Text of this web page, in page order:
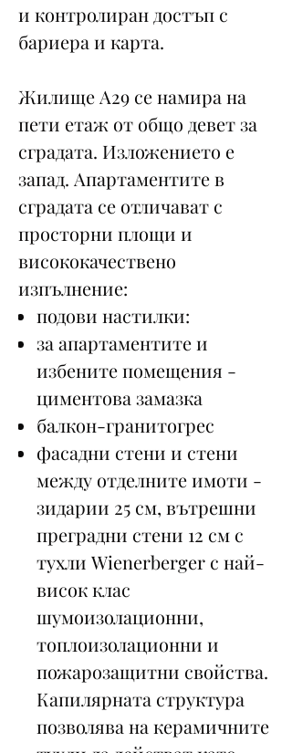
и контролиран достъп с
бариера и карта.
Жилище А29 се намира на
пети етаж от общо девет за
сградата. Изложението е
запад. Апартаментите в
сградата се отличават с
просторни площи и
висококачествено
изпълнение:
подови настилки:
за апартаментите и
избените помещения -
циментова замазка
балкон-гранитогрес
фасадни стени и стени
между отделните имоти -
зидарии 25 см, вътрешни
преградни стени 12 см с
тухли Wienerberger с най-
висок клас
шумоизолационни,
топлоизолационни и
пожарозащитни свойства.
Капилярната структура
позволява на керамичните